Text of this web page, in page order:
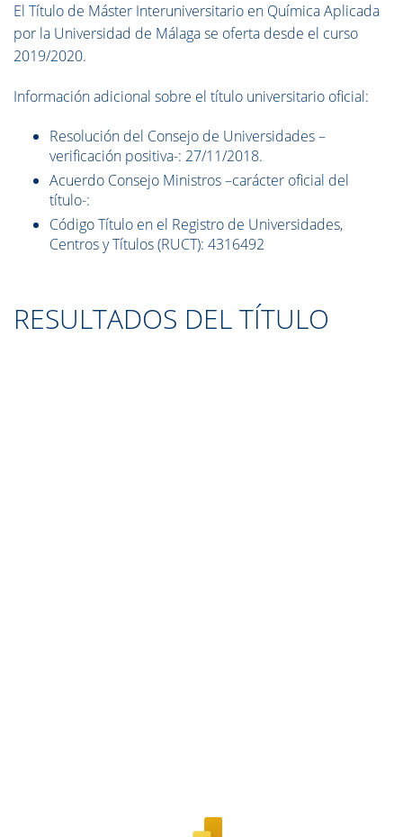
El Título de Máster Interuniversitario en Química Aplicada
por la Universidad de Málaga se oferta desde el curso
2019/2020.
Información adicional sobre el título universitario oficial:
Resolución del Consejo de Universidades –
verificación positiva-: 27/11/2018.
Acuerdo Consejo Ministros –carácter oficial del
título-:
Código Título en el Registro de Universidades,
Centros y Títulos (RUCT): 4316492
RESULTADOS DEL TÍTULO